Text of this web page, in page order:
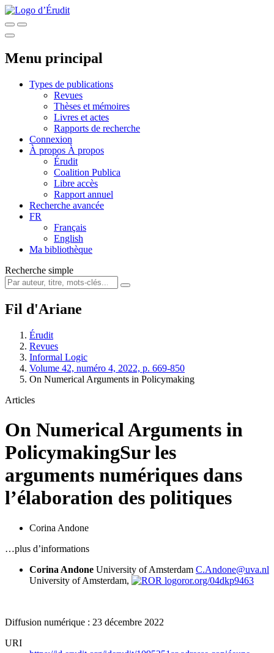
Menu principal
Types de publications
Revues
Thèses et mémoires
Livres et actes
Rapports de recherche
Connexion
À propos À propos
Érudit
Coalition Publica
Libre accès
Rapport annuel
Recherche avancée
FR
Français
English
Ma bibliothèque
Recherche simple
Fil d'Ariane
Érudit
Revues
Informal Logic
Volume 42, numéro 4, 2022, p. 669-850
On Numerical Arguments in Policymaking
Articles
On Numerical Arguments in
PolicymakingSur les
arguments numériques dans
l’élaboration des politiques
Corina Andone
…plus d’informations
Corina Andone University of Amsterdam C.Andone@uva.nl
University of Amsterdam,
ror.org/04dkp9463
Diffusion numérique : 23 décembre 2022
URI